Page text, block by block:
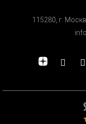
115280, г.